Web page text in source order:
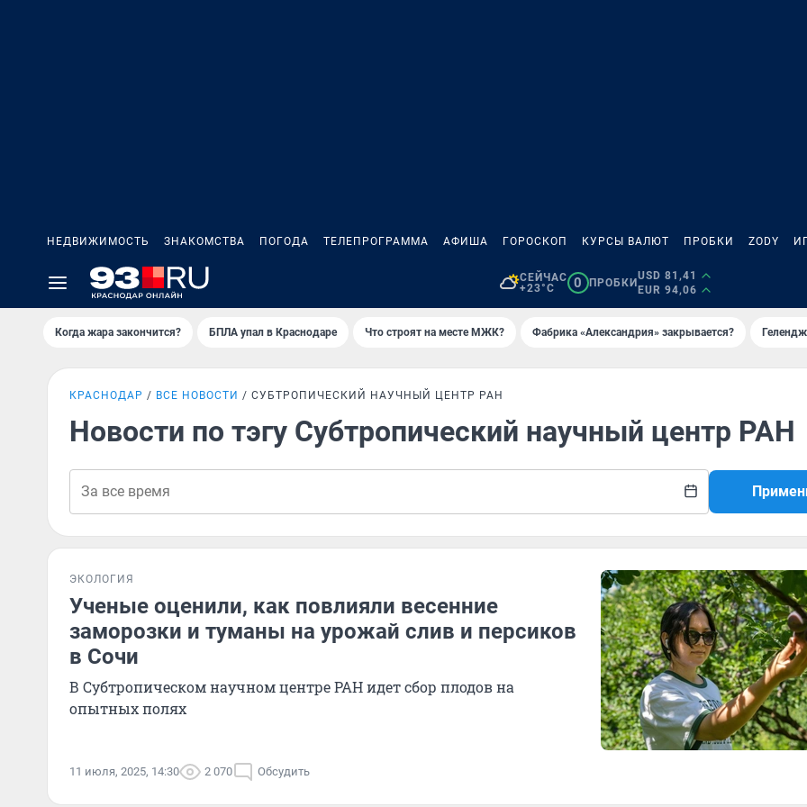
НЕДВИЖИМОСТЬ ЗНАКОМСТВА ПОГОДА ТЕЛЕПРОГРАММА АФИША ГОРОСКОП КУРСЫ ВАЛЮТ ПРОБКИ ZODY
СЕЙЧАС
+23°C
0 ПРОБКИ
USD 81,41
EUR 94,06
Когда жара закончится? БПЛА упал в Краснодаре Что строят на месте МЖК? Фабрика «Александрия» закрывается?
КРАСНОДАР ВСЕ НОВОСТИ СУБТРОПИЧЕСКИЙ НАУЧНЫЙ ЦЕНТР РАН
Новости по тэгу Субтропический научный центр РАН
ЭКОЛОГИЯ
Ученые оценили, как повлияли весенние
заморозки и туманы на урожай слив и персиков
в Сочи
В Субтропическом научном центре РАН идет сбор плодов на
опытных полях
11 июля, 2025, 14:30 2 070 Обсудить